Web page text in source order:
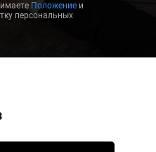
Положение и
персональных